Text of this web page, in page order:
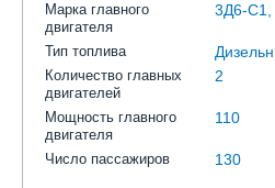
Марка главного
двигателя
3Д6-С1,
Тип топлива
Количество главных
двигателей
2
Мощность главного
двигателя
110
Число пассажиров 130